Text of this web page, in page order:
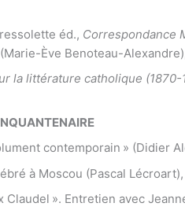
éd., Correspondance
(Marie-Ève Benoteau-
la littérature catholique (1870-
contemporain » (Didier
à Moscou (Pascal
Claudel ». Entretien avec